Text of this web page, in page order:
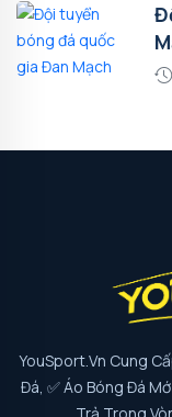
YouSport.vn Cung
Đá, ✅ Áo Bóng Đá